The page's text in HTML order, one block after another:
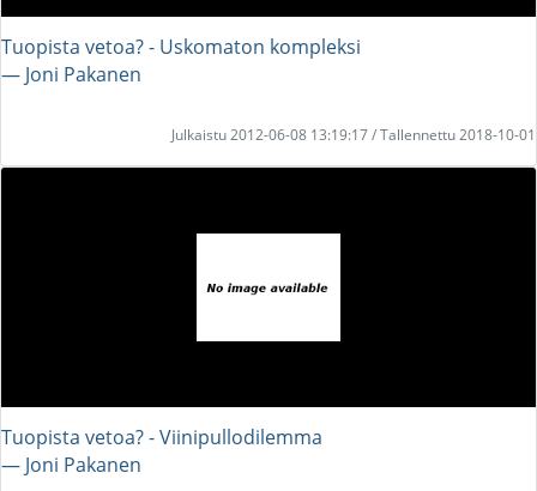
Tuopista vetoa? - Uskomaton kompleksi
― Joni Pakanen
Julkaistu 2012-06-08 13:19:17 / Tallennettu 2018-10-01
Tuopista vetoa? - Viinipullodilemma
― Joni Pakanen